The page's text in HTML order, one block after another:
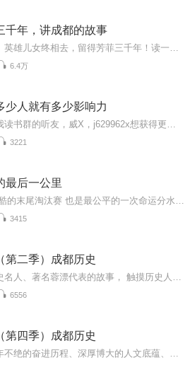
千年，讲成都的故事
6.4万
少人就有多少影响力
3221
最后一公里
3415
第二季）成都历史
6556
第四季）成都历史